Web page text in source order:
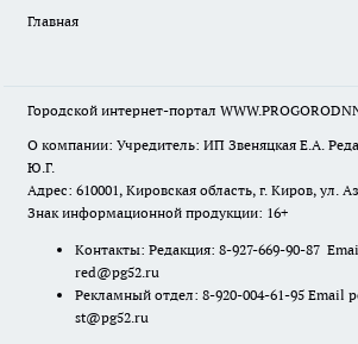
Главная
Городской интернет-портал
О компании: Учредитель: ИП Звеняцкая Е.А.
Ю.Г.
Адрес: 610001, Кировская область, г. Киров, ул.
Знак информационной продукции: 16+
Контакты: Редакция: 8-927-669-90-87
red@pg52.ru
Рекламный отдел: 8-920-004-61-95 Email
st@pg52.ru